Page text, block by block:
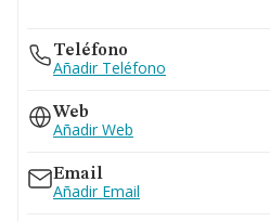
Teléfono
Añadir Teléfono
Web
Añadir Web
Email
Añadir Email